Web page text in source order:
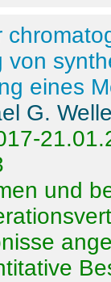
von
eines
G.
und